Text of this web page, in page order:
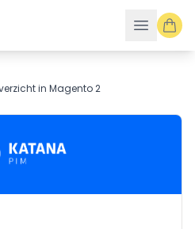
in Magento 2